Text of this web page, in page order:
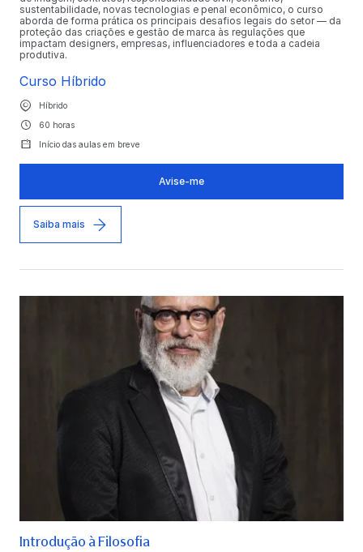
sustentabilidade, novas tecnologias e penal econômico, o curso
aborda de forma prática os principais desafios legais do setor — da
proteção das criações e gestão de marca às regulações que
impactam designers, empresas, influenciadores e toda a cadeia
produtiva.
Curso Híbrido
Híbrido
60 horas
Início das aulas em breve
Avise-me
Saiba mais
Introdução à Filosofia